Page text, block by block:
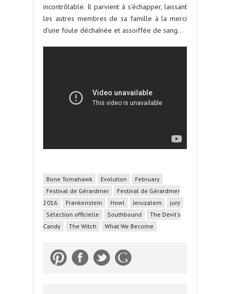
incontrôlable. Il parvient à s’échapper, laissant
les autres membres de sa famille à la merci
d’une foule déchaînée et assoiffée de sang…
Bone Tomahawk Evolution
February
Festival de Gérardmer
Festival de Gérardmer
2016
Frankenstein Howl Jeruzalem
jury
Sélection officielle
Southbound
The Devil's
Candy
The Witch What We Become